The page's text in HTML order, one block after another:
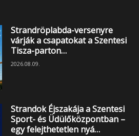
Strandröplabda-versenyre
várják a csapatokat a Szentesi
Tisza-parton…
2026.08.09.
Strandok Éjszakája a Szentesi
Sport- és Üdülőközpontban –
egy felejthetetlen nyá…